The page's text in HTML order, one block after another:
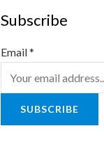
Subscribe
Email*
SUBSCRIBE